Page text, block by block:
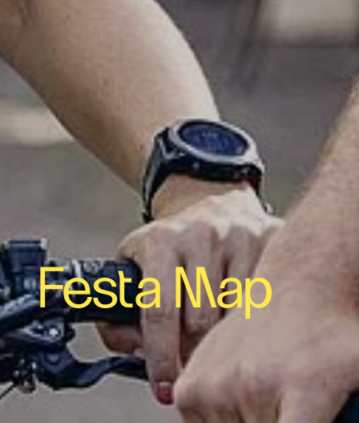
Festa Map